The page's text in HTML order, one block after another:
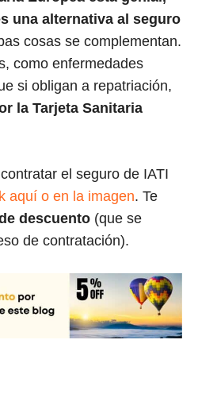
una alternativa al seguro
cosas se complementan.
como enfermedades
si obligan a repatriación,
la Tarjeta Sanitaria
el seguro de IATI
aquí o en la imagen. Te
descuento (que se
de contratación).